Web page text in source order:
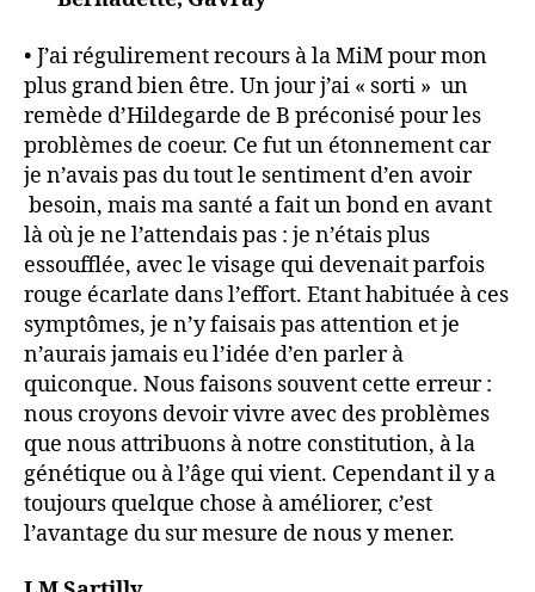
• J’ai régulirement recours à la MiM pour mon
plus grand bien être. Un jour j’ai « sorti » un
remède d’Hildegarde de B préconisé pour les
problèmes de coeur. Ce fut un étonnement car
je n’avais pas du tout le sentiment d’en avoir
besoin, mais ma santé a fait un bond en avant
là où je ne l’attendais pas : je n’étais plus
essoufflée, avec le visage qui devenait parfois
rouge écarlate dans l’effort. Etant habituée à ces
symptômes, je n’y faisais pas attention et je
n’aurais jamais eu l’idée d’en parler à
quiconque. Nous faisons souvent cette erreur :
nous croyons devoir vivre avec des problèmes
que nous attribuons à notre constitution, à la
génétique ou à l’âge qui vient. Cependant il y a
toujours quelque chose à améliorer, c’est
l’avantage du sur mesure de nous y mener.